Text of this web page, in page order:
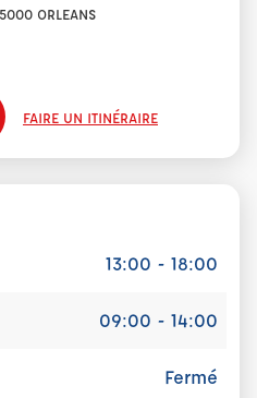
ORLEANS
FAIRE UN ITINÉRAIRE
13:00 - 18:00
09:00 - 14:00
Fermé